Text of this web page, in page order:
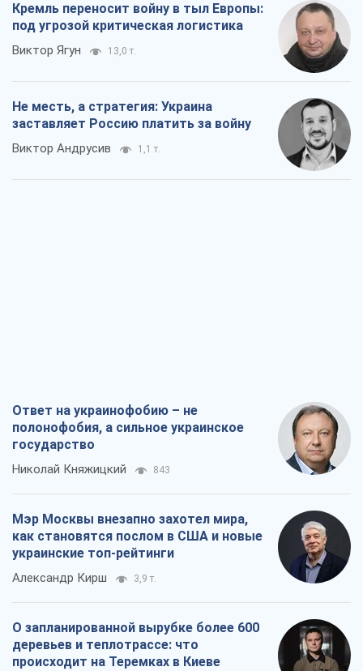
Кремль переносит войну в тыл Европы:
под угрозой критическая логистика
Виктор Ягун 13,0 т.
Не месть, а стратегия: Украина
заставляет Россию платить за войну
Виктор Андрусив 1,1 т.
Ответ на украинофобию – не
полонофобия, а сильное украинское
государство
Николай Княжицкий 843
Мэр Москвы внезапно захотел мира,
как становятся послом в США и новые
украинские топ-рейтинги
Александр Кирш 3,9 т.
О запланированной вырубке более 600
деревьев и теплотрассе: что
происходит на Теремках в Киеве